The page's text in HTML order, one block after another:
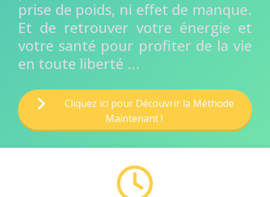
prise de poids, ni effet de manque.
Et de retrouver votre énergie et
votre santé pour profiter de la vie
en toute liberté ...
Cliquez ici pour Découvrir la Méthode
Maintenant !